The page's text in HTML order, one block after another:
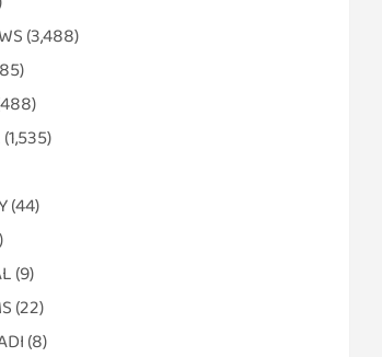
(3,488)
(1,535)
(44)
(9)
(22)
(8)